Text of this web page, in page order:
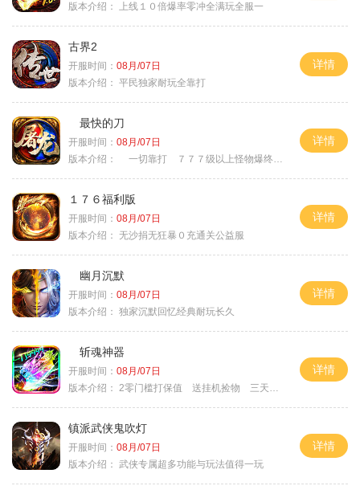
版本介绍：
上线１０倍爆率零冲全满玩全服一
古界2
开服时间： 08月/07日
版本介绍： 平民独家耐玩全靠打
详情
最快的刀
开服时间： 08月/07日
版本介绍：
一切靠打 ７７７级以上怪物爆终极
详情
１７６福利版
开服时间： 08月/07日
版本介绍： 无沙捐无狂暴０充通关公益服
详情
幽月沉默
开服时间： 08月/07日
版本介绍： 独家沉默回忆经典耐玩长久
详情
斩魂神器
开服时间： 08月/07日
版本介绍： 2零门槛打保值 送挂机捡物 三天合区
详情
镇派武侠鬼吹灯
开服时间： 08月/07日
版本介绍： 武侠专属超多功能与玩法值得一玩
详情